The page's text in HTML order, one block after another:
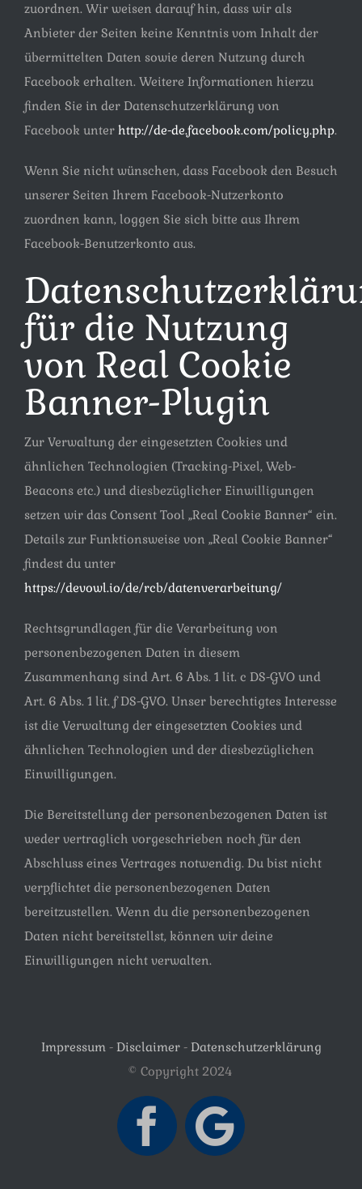
zuordnen. Wir weisen darauf hin, dass wir als
Anbieter der Seiten keine Kenntnis vom Inhalt der
übermittelten Daten sowie deren Nutzung durch
Facebook erhalten. Weitere Informationen hierzu
finden Sie in der Datenschutzerklärung von
Facebook unter http://de-de.facebook.com/policy.php.
Wenn Sie nicht wünschen, dass Facebook den Besuch
unserer Seiten Ihrem Facebook-Nutzerkonto
zuordnen kann, loggen Sie sich bitte aus Ihrem
Facebook-Benutzerkonto aus.
für die Nutzung
von Real Cookie
Banner-Plugin
Zur Verwaltung der eingesetzten Cookies und
ähnlichen Technologien (Tracking-Pixel, Web-
Beacons etc.) und diesbezüglicher Einwilligungen
setzen wir das Consent Tool „Real Cookie Banner“ ein.
Details zur Funktionsweise von „Real Cookie Banner“
findest du unter
https://devowl.io/de/rcb/datenverarbeitung/
Rechtsgrundlagen für die Verarbeitung von
personenbezogenen Daten in diesem
Zusammenhang sind Art. 6 Abs. 1 lit. c DS-GVO und
Art. 6 Abs. 1 lit. f DS-GVO. Unser berechtigtes Interesse
ist die Verwaltung der eingesetzten Cookies und
ähnlichen Technologien und der diesbezüglichen
Einwilligungen.
Die Bereitstellung der personenbezogenen Daten ist
weder vertraglich vorgeschrieben noch für den
Abschluss eines Vertrages notwendig. Du bist nicht
verpflichtet die personenbezogenen Daten
bereitzustellen. Wenn du die personenbezogenen
Daten nicht bereitstellst, können wir deine
Einwilligungen nicht verwalten.
Impressum- Disclaimer- Datenschutzerklärung
© Copyright 2024
Facebook
Google